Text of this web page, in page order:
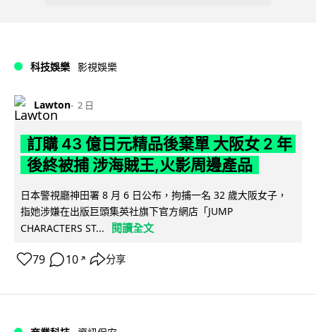
科技娛樂 影視娛樂
Lawton 2 日
訂購 43 億日元精品後棄單 大阪女 2 年
後終被捕 涉海賊王,火影周邊產品
日本警視廳神田署 8 月 6 日公布，拘捕一名 32 歲大阪女子，
指她涉嫌在出版巨頭集英社旗下官方網店「JUMP
CHARACTERS ST...
閱讀全文
79 10 ↗ 分享